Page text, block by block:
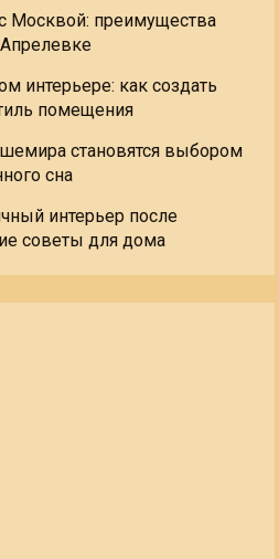
Москвой: преимущества
интерьере: как создать
помещения
становятся выбором
сна
интерьер после
советы для дома